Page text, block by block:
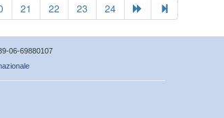
21 22 23 24
06-69880107